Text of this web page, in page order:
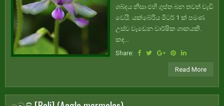
ශබ්දය නිසා එහි ගුප්ත බන තවත් වැඩි
වෙයි. යක්බේරිය මීටර් 1 ක් පමණ
උස්ව වැඩෙන වාර්ෂික ශාකයකි.
කඳ...
Share:
Read More